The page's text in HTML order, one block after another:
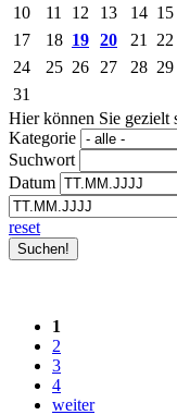
10
11 12 13 14 15
17
18 19 20 21 22
24
25 26 27 28 29
31
Hier können Sie gezielt
Kategorie
Suchwort
Datum
reset
1
2
3
4
weiter